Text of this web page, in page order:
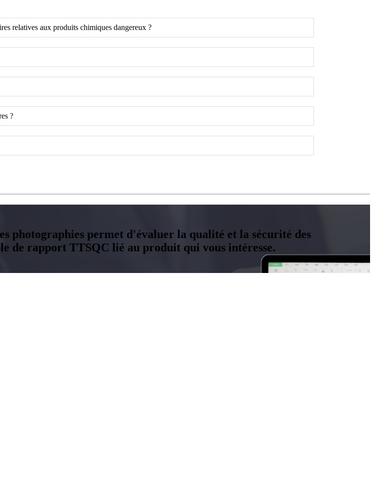
relatives aux produits chimiques dangereux ?
?
photographies permet d'évaluer la qualité et la sécurité des
de rapport TTSQC lié au produit qui vous intéresse.